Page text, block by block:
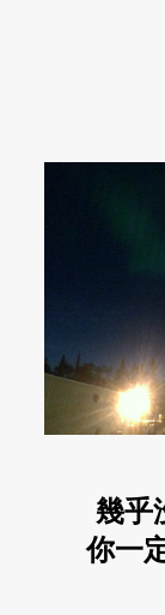
幾乎
你一